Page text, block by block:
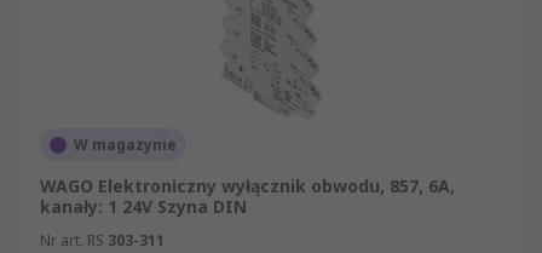
W magazynie
WAGO Elektroniczny wyłącznik obwodu, 857, 6A,
kanały: 1 24V Szyna DIN
Nr art. RS 303-311